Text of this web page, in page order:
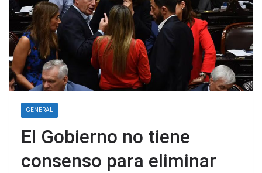
GENERAL
El Gobierno no tiene
consenso para eliminar